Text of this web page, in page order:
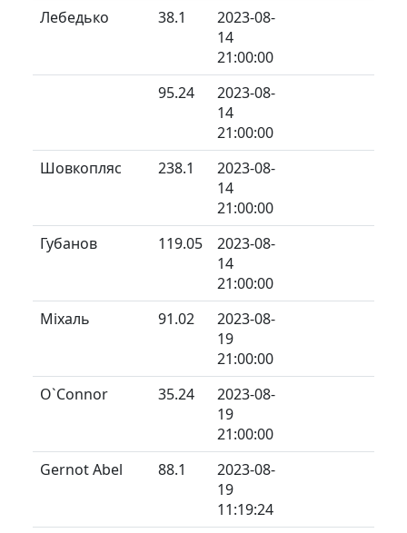
Лебедько
38.1
2023-08-
14
21:00:00
95.24
2023-08-
14
21:00:00
Шовкопляс
238.1
2023-08-
14
21:00:00
Губанов
119.05
2023-08-
14
21:00:00
Міхаль
91.02
2023-08-
19
21:00:00
O`Connor
35.24
2023-08-
19
21:00:00
Gernot Abel
88.1
2023-08-
19
11:19:24